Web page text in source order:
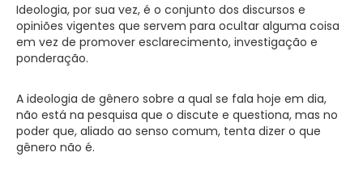
Ideologia, por sua vez, é o conjunto dos discursos e
opiniões vigentes que servem para ocultar alguma coisa
em vez de promover esclarecimento, investigação e
ponderação.
A ideologia de gênero sobre a qual se fala hoje em dia,
não está na pesquisa que o discute e questiona, mas no
poder que, aliado ao senso comum, tenta dizer o que
gênero não é.